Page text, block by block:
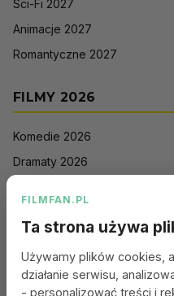
Sci-Fi 2027
Animacje 2027
Romantyczne 2027
FILMY 2026
Komedie 2026
Dramaty 2026
Sci-Fi 2026
Animacje 2026
FILMFAN.PL
Ta strona używa
Używamy plików cookies,
działanie serwisu,
- personalizować treści i